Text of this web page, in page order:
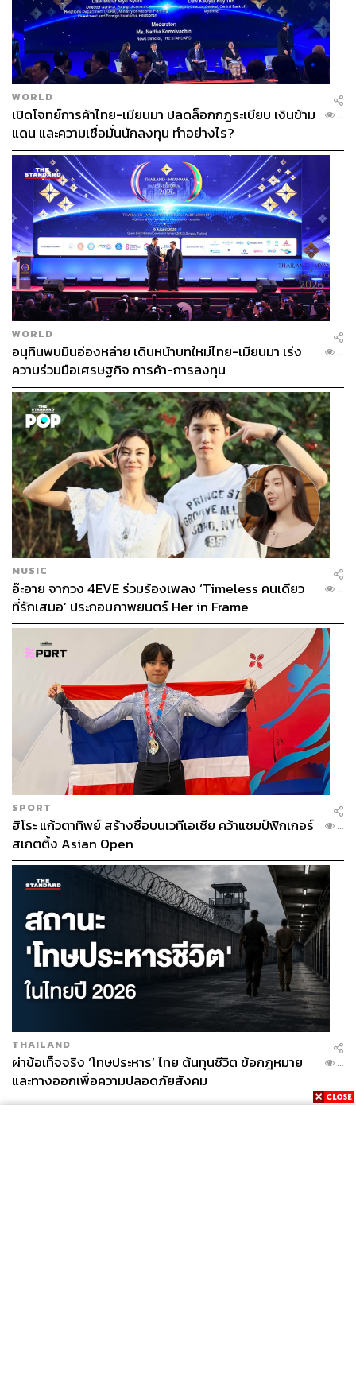
WORLD
เปิดโจทย์การค้าไทย-เมียนมา ปลดล็อกกฎระเบียบ เงินข้าม
แดน และความเชื่อมั่นนักลงทุน ทำอย่างไร?
...
WORLD
อนุทินพบมินอ่องหล่าย เดินหน้าบทใหม่ไทย-เมียนมา เร่ง
ความร่วมมือเศรษฐกิจ การค้า-การลงทุน
...
MUSIC
อ๊ะอาย จากวง 4EVE ร่วมร้องเพลง ‘Timeless คนเดียว
ที่รักเสมอ’ ประกอบภาพยนตร์ Her in Frame
...
SPORT
ฮิโระ แก้วตาทิพย์ สร้างชื่อบนเวทีเอเชีย คว้าแชมป์ฟิกเกอร์
สเกตติ้ง Asian Open
...
THAILAND
ผ่าข้อเท็จจริง ‘โทษประหาร’ ไทย ต้นทุนชีวิต ข้อกฎหมาย
และทางออกเพื่อความปลอดภัยสังคม
...